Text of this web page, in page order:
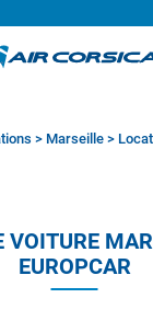
> Marseille >
VOITURE
EUROPCAR